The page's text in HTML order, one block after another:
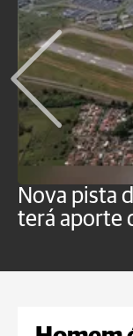
Nova pista
terá aporte